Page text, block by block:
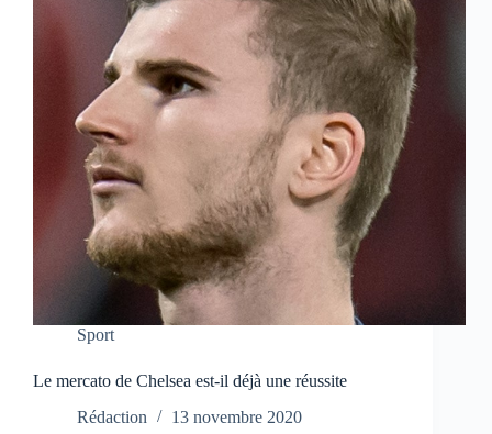
Sport
Le mercato de Chelsea est-il déjà une réussite
Rédaction
13 novembre 2020